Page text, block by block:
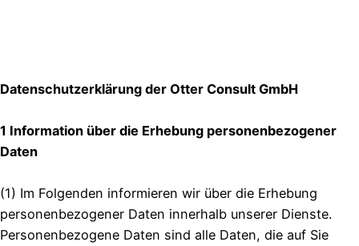
Datenschutzerklärung der Otter Consult GmbH
1 Information über die Erhebung personenbezogener
Daten
(1) Im Folgenden informieren wir über die Erhebung
personenbezogener Daten innerhalb unserer Dienste.
Personenbezogene Daten sind alle Daten, die auf Sie